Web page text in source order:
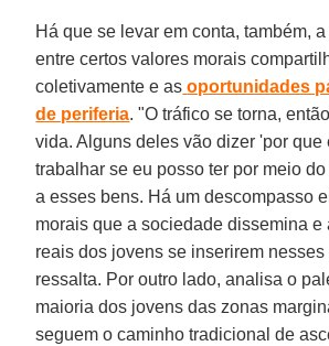
Há que se levar em conta, também,
entre certos valores morais
coletivamente e as oportunidades
de periferia. "O tráfico se torna,
vida. Alguns deles vão dizer 'por que
trabalhar se eu posso ter por meio
a esses bens. Há um descompasso
morais que a sociedade dissemina e
reais dos jovens se inserirem nesses
ressalta. Por outro lado, analisa o
maioria dos jovens das zonas
seguem o caminho tradicional de